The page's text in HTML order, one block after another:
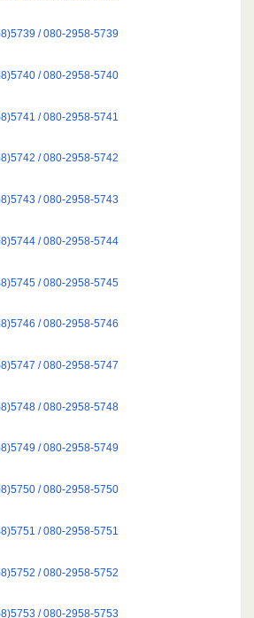
/ 080-2958-5739
/ 080-2958-5740
/ 080-2958-5741
/ 080-2958-5742
/ 080-2958-5743
/ 080-2958-5744
/ 080-2958-5745
/ 080-2958-5746
/ 080-2958-5747
/ 080-2958-5748
/ 080-2958-5749
/ 080-2958-5750
/ 080-2958-5751
/ 080-2958-5752
/ 080-2958-5753